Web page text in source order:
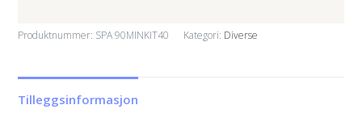
Produktnummer: SPA 90MINKIT40 Kategori: Diverse
Tilleggsinformasjon